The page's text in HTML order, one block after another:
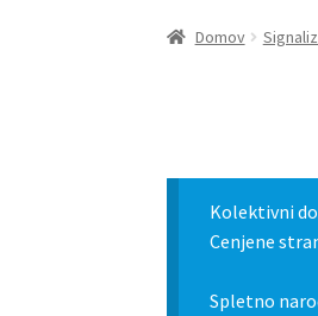
Domov
Kolektivni
Cenjene
Spletno